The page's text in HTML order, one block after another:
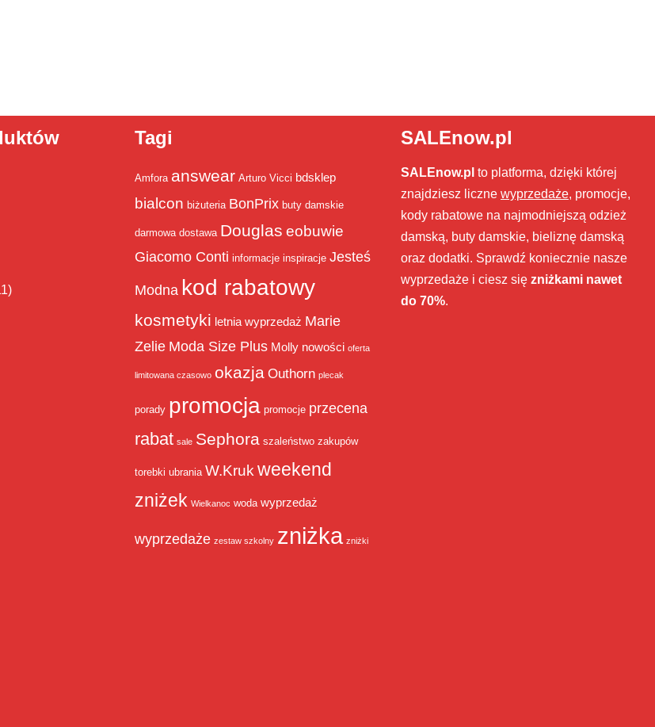
Tagi
Amfora answear Arturo Vicci bdsklep
bialcon biżuteria BonPrix buty damskie
darmowa dostawa Douglas eobuwie
Giacomo Conti informacje inspiracje Jesteś
Modna kod rabatowy
kosmetyki letnia wyprzedaż Marie
Zelie Moda Size Plus Molly nowości oferta
limitowana czasowo okazja Outhorn plecak
porady promocja promocje przecena
rabat sale Sephora szaleństwo zakupów
torebki ubrania W.Kruk weekend
zniżek Wielkanoc woda wyprzedaż
wyprzedaże zestaw szkolny zniżka zniżki
SALEnow.pl
SALEnow.pl to platforma, dzięki której
znajdziesz liczne wyprzedaże, promocje,
kody rabatowe na najmodniejszą odzież
damską, buty damskie, bieliznę damską
oraz dodatki. Sprawdź koniecznie nasze
wyprzedaże i ciesz się zniżkami nawet
do 70%.